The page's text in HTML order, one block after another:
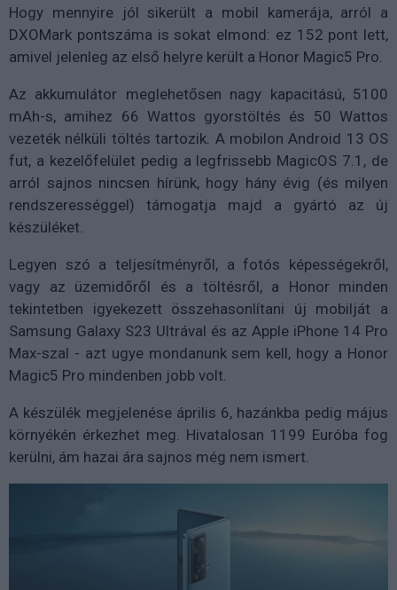
Hogy mennyire jól sikerült a mobil kamerája, arról a
DXOMark pontszáma is sokat elmond: ez 152 pont lett,
amivel jelenleg az első helyre került a Honor Magic5 Pro.
Az akkumulátor meglehetősen nagy kapacitású, 5100
mAh-s, amihez 66 Wattos gyorstöltés és 50 Wattos
vezeték nélküli töltés tartozik. A mobilon Android 13 OS
fut, a kezelőfelület pedig a legfrissebb MagicOS 7.1, de
arról sajnos nincsen hírünk, hogy hány évig (és milyen
rendszerességgel) támogatja majd a gyártó az új
készüléket.
Legyen szó a teljesítményről, a fotós képességekről,
vagy az üzemidőről és a töltésről, a Honor minden
tekintetben igyekezett összehasonlítani új mobilját a
Samsung Galaxy S23 Ultrával és az Apple iPhone 14 Pro
Max-szal - azt ugye mondanunk sem kell, hogy a Honor
Magic5 Pro mindenben jobb volt.
A készülék megjelenése április 6, hazánkba pedig május
környékén érkezhet meg. Hivatalosan 1199 Euróba fog
kerülni, ám hazai ára sajnos még nem ismert.